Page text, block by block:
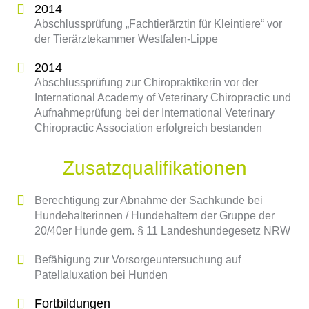
2014
Abschlussprüfung „Fachtierärztin für Kleintiere“ vor
der Tierärztekammer Westfalen-Lippe
2014
Abschlussprüfung zur Chiropraktikerin vor der
International Academy of Veterinary Chiropractic und
Aufnahmeprüfung bei der International Veterinary
Chiropractic Association erfolgreich bestanden
Zusatzqualifikationen
Berechtigung zur Abnahme der Sachkunde bei
Hundehalterinnen / Hundehaltern der Gruppe der
20/40er Hunde gem. § 11 Landeshundegesetz NRW
Befähigung zur Vorsorgeuntersuchung auf
Patellaluxation bei Hunden
Fortbildungen